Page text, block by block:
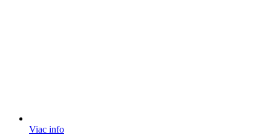
Viac info